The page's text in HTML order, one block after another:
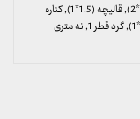
متری (4*3), شش متری (3*2), قالیچه (1.5*1), کناره
(2*1), کناره (3*1), کناره (4*1), گرد قطر 1, نه متری